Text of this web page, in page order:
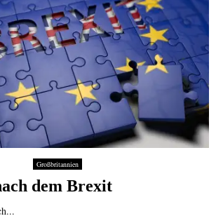
Großbritannien
dem Brexit